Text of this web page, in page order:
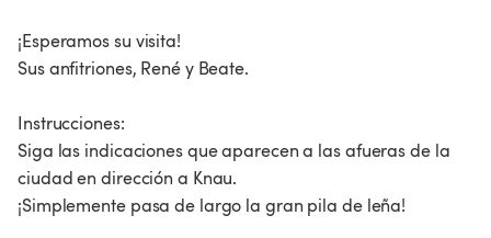
¡Esperamos su visita!
Sus anfitriones, René y Beate.
Instrucciones:
Siga las indicaciones que aparecen a las afueras de la
ciudad en dirección a Knau.
¡Simplemente pasa de largo la gran pila de leña!